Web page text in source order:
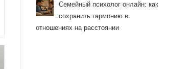
Семейный психолог онлайн: как
сохранить гармонию в
отношениях на расстоянии